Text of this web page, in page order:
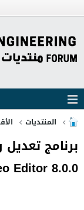
المنتديات
برنامج تعديل
Editor 8.0.0